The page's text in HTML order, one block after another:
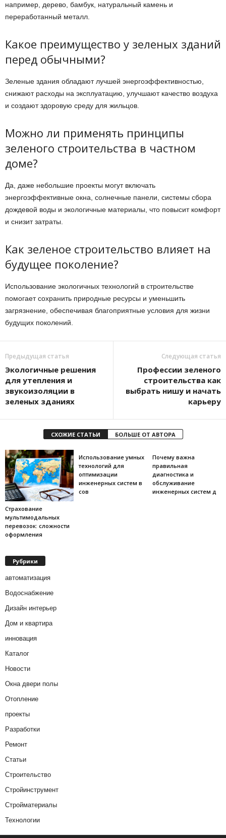
например, дерево, бамбук, натуральный камень и
переработанный металл.
Какое преимущество у зеленых зданий
перед обычными?
Зеленые здания обладают лучшей энергоэффективностью,
снижают расходы на эксплуатацию, улучшают качество воздуха
и создают здоровую среду для жильцов.
Можно ли применять принципы
зеленого строительства в частном
доме?
Да, даже небольшие проекты могут включать
энергоэффективные окна, солнечные панели, системы сбора
дождевой воды и экологичные материалы, что повысит комфорт
и снизит затраты.
Как зеленое строительство влияет на
будущее поколение?
Использование экологичных технологий в строительстве
помогает сохранить природные ресурсы и уменьшить
загрязнение, обеспечивая благоприятные условия для жизни
будущих поколений.
Предыдущая статья
Экологичные решения
для утепления и
звукоизоляции в
зеленых зданиях
Следующая статья
Профессии зеленого
строительства как
выбрать нишу и начать
карьеру
СХОЖИЕ СТАТЬИ БОЛЬШЕ ОТ АВТОРА
Страхование
мультимодальных
перевозок: сложности
оформления
Использование умных
технологий для
оптимизации
инженерных систем в
сов
Почему важна
правильная
диагностика и
обслуживание
инженерных систем д
Рубрики
автоматизация
Водоснабжение
Дизайн интерьер
Дом и квартира
инновация
Каталог
Новости
Окна двери полы
Отопление
проекты
Разработки
Ремонт
Статьи
Строительство
Стройинструмент
Стройматериалы
Технологии